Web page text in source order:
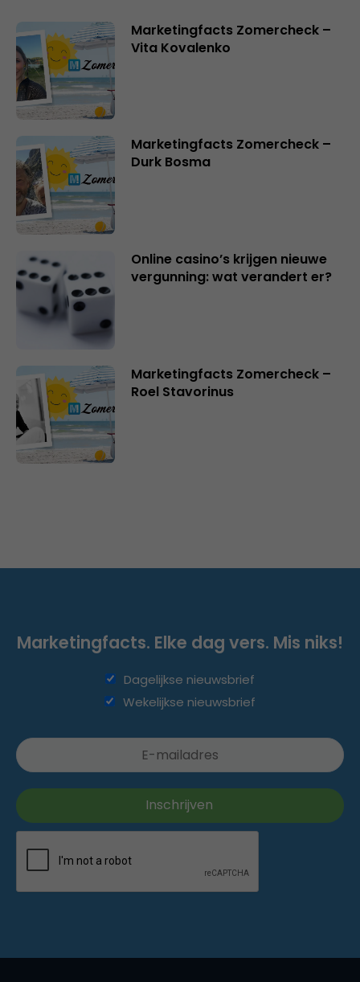
Marketingfacts Zomercheck –
Vita Kovalenko
Marketingfacts Zomercheck –
Durk Bosma
Online casino’s krijgen nieuwe
vergunning: wat verandert er?
Marketingfacts Zomercheck –
Roel Stavorinus
Marketingfacts. Elke dag vers. Mis niks!
Dagelijkse nieuwsbrief
Wekelijkse nieuwsbrief